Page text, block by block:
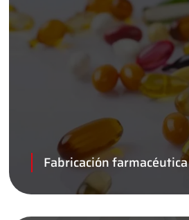
Fabricación farmacéutica